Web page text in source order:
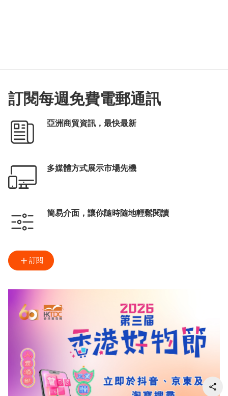
訂閱每週免費電郵通訊
亞洲商貿資訊，最快最新
多媒體方式展示市場先機
簡易介面，讓你隨時隨地輕鬆閱讀
訂閱